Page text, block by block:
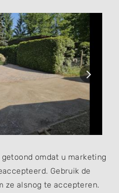
omdat u marketing
Gebruik de
ze alsnog te accepteren.